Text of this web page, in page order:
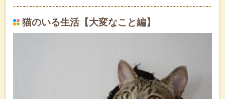
猫のいる生活【大変なこと編】